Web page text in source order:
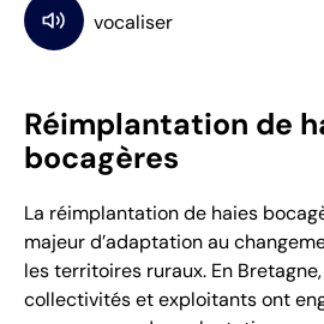
Réimplantation de
bocagères
La réimplantation de haies
majeur d’adaptation au
les territoires ruraux. En
collectivités et exploitants ont